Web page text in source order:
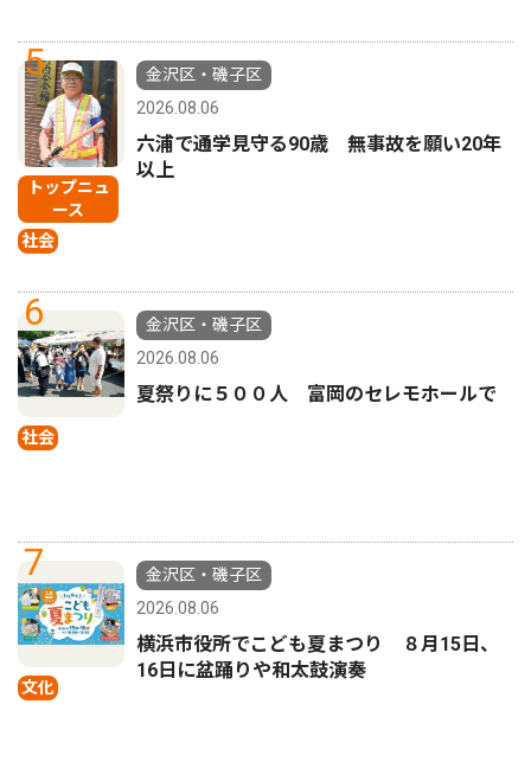
5
トップニュ
ース
社会
金沢区・磯子区
2026.08.06
六浦で通学見守る90歳 無事故を願い20年
以上
6
社会
金沢区・磯子区
2026.08.06
夏祭りに５００人 富岡のセレモホールで
7
文化
金沢区・磯子区
2026.08.06
横浜市役所でこども夏まつり ８月15日、
16日に盆踊りや和太鼓演奏